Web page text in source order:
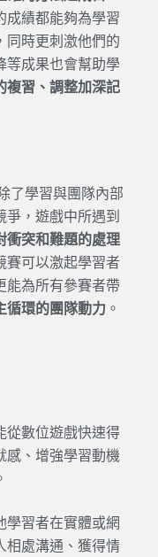
成績都能夠為學習
同時更刺激他們的
等成果也會幫助學
複習、調整加深記
了學習與團隊內部
爭，遊戲中所遇到
衝突和難題的處理
賽可以激起學習者
能為所有參賽者帶
循環的團隊動力 。
從數位遊戲快速得
感、增強學習動機
學習者在實體或網
相處溝通、獲得情